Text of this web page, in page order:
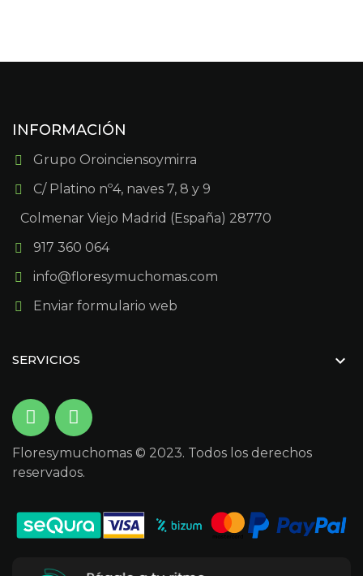
INFORMACIÓN
Grupo Oroinciensoymirra
C/ Platino nº4, naves 7, 8 y 9
Colmenar Viejo Madrid (España) 28770
917 360 064
info@floresymuchomas.com
Enviar formulario web
SERVICIOS 
Floresymuchomas © 2023. Todos los derechos
reservados.